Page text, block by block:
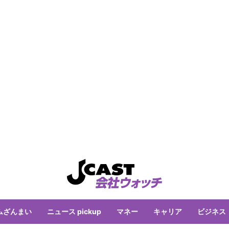
ざんまい ニュース pickup マネー キャリア ビジネス